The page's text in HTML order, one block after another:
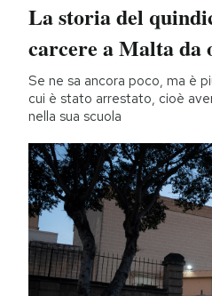
La storia del
carcere a Malta da
Se ne sa ancora poco, ma è
cui è stato arrestato, cioè
nella sua scuola